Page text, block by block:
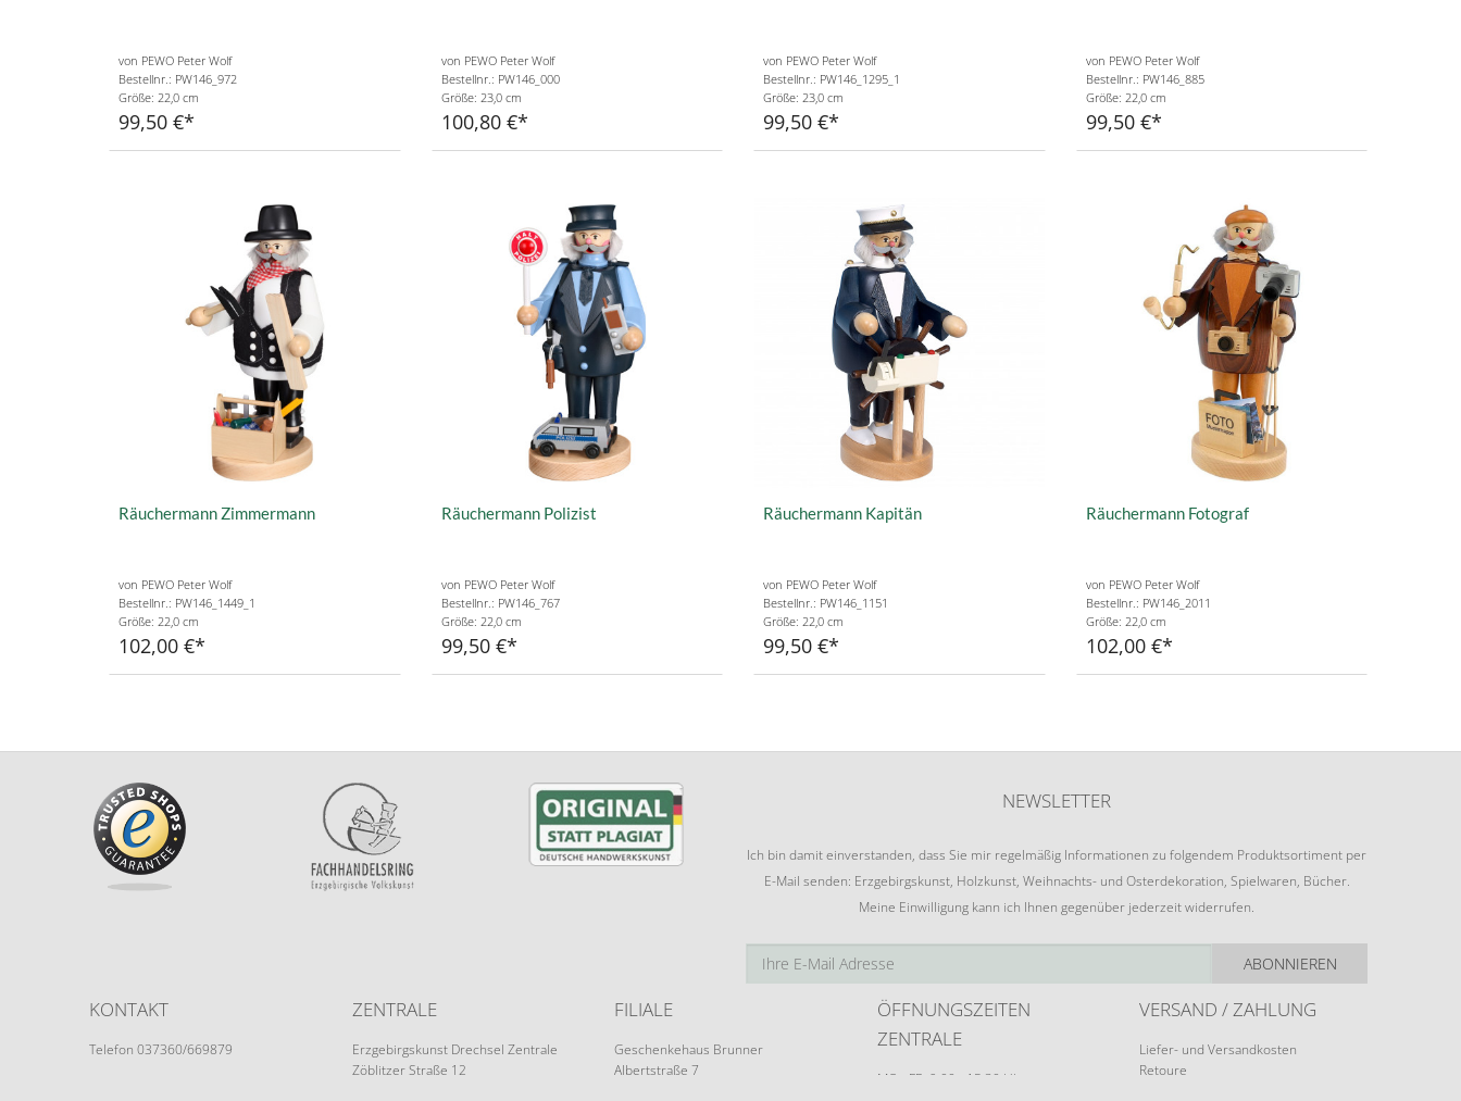
von PEWO Peter Wolf
Bestellnr.: PW146_972
Größe: 22,0 cm
99,50 €
von PEWO Peter Wolf
Bestellnr.: PW146_000
Größe: 23,0 cm
100,80 €
von PEWO Peter Wolf
Bestellnr.: PW146_1295_1
Größe: 23,0 cm
99,50 €
von PEWO Peter Wolf
Bestellnr.: PW146_885
Größe: 22,0 cm
99,50 €
Räuchermann Zimmermann
von PEWO Peter Wolf
Bestellnr.: PW146_1449_1
Größe: 22,0 cm
102,00 €
Räuchermann Polizist
von PEWO Peter Wolf
Bestellnr.: PW146_767
Größe: 22,0 cm
99,50 €
Räuchermann Kapitän
von PEWO Peter Wolf
Bestellnr.: PW146_1151
Größe: 22,0 cm
99,50 €
Räuchermann Fotograf
von PEWO Peter Wolf
Bestellnr.: PW146_2011
Größe: 22,0 cm
102,00 €
NEWSLETTER
Ich bin damit einverstanden, dass Sie mir regelmäßig Informationen zu folgendem Produktsortiment per
E-Mail senden: Erzgebirgskunst, Holzkunst, Weihnachts- und Osterdekoration, Spielwaren, Bücher.
Meine Einwilligung kann ich Ihnen gegenüber jederzeit widerrufen.
ABONNIEREN
KONTAKT
Telefon 037360/669879
ZENTRALE
Erzgebirgskunst Drechsel Zentrale
Zöblitzer Straße 12
FILIALE
Geschenkehaus Brunner
Albertstraße 7
ÖFFNUNGSZEITEN
ZENTRALE
MO - FR: 9:00 - 15:30 Uhr
VERSAND / ZAHLUNG
Liefer- und Versandkosten
Retoure